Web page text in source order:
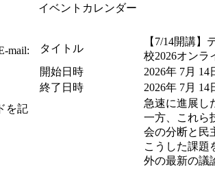
mail:
を記
イベントカレンダー
タイトル
【7/14開講
校2026オンラ
開始日時
2026年 7月
終了日時
2026年 7月
急速に進展し
一方、これら
会の分断と民
こうした課題
外の最新の議